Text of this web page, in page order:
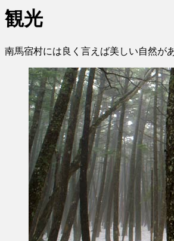
観光
南馬宿村には良く言えば美しい自然が